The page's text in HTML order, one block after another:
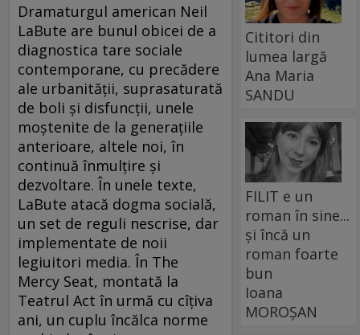
Dramaturgul american Neil
LaBute are bunul obicei de a
diagnostica tare sociale
contemporane, cu precădere
ale urbanităţii, suprasaturată
de boli şi disfuncţii, unele
moştenite de la generaţiile
anterioare, altele noi, în
continuă înmulţire şi
dezvoltare. În unele texte,
LaBute atacă dogma socială,
un set de reguli nescrise, dar
implementate de noii
legiuitori media. În The
Mercy Seat, montată la
Teatrul Act în urmă cu cîţiva
ani, un cuplu încălca norme
Cititori din
lumea largă
Ana Maria
SANDU
FILIT e un
roman în sine...
și încă un
roman foarte
bun
Ioana
MOROȘAN